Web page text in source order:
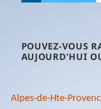
POUVEZ-VOUS
AUJOURD'HUI
Alpes-de-Hte-